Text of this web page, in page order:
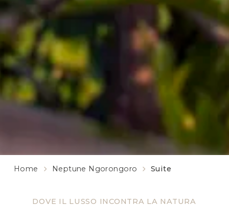
DOVE IL LUSSO INCONTRA LA NATURA
Home Neptune Ngorongoro Suite